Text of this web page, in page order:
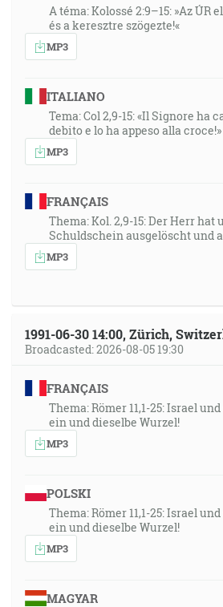
A téma: Kolossé 2:9–15: »Az ÚR
és a keresztre szögezte!«
MP3
ITALIANO
Tema: Col 2,9-15: «Il Signore ha
debito e lo ha appeso alla croce!»
MP3
FRANÇAIS
Thema: Kol. 2,9-15: Der Herr hat
Schuldschein ausgelöscht und
MP3
1991-06-30 14:00, Zürich,
Broadcasted: 2026-08-05 19:30
FRANÇAIS
Thema: Römer 11,1-25: Israel
ein und dieselbe Wurzel!
MP3
POLSKI
Thema: Römer 11,1-25: Israel
ein und dieselbe Wurzel!
MP3
MAGYAR